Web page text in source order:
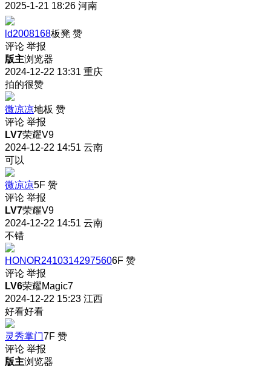
2025-1-21 18:26 河南
ld2008168板凳 赞
评论 举报
版主浏览器
2024-12-22 13:31 重庆
拍的很赞
微凉凉地板 赞
评论 举报
LV7荣耀V9
2024-12-22 14:51 云南
可以
微凉凉5F 赞
评论 举报
LV7荣耀V9
2024-12-22 14:51 云南
不错
HONOR24103142975606F 赞
评论 举报
LV6荣耀Magic7
2024-12-22 15:23 江西
好看好看
灵秀掌门7F 赞
评论 举报
版主浏览器